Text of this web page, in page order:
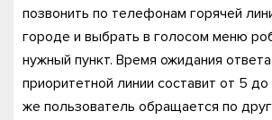
позвонить по телефонам горячей
городе и выбрать в голосом меню
нужный пункт. Время ожидания
приоритетной линии составит от 5 до
же пользователь обращается по